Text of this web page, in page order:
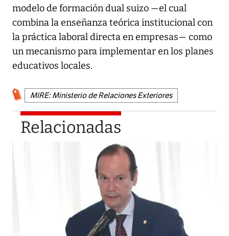
modelo de formación dual suizo —el cual
combina la enseñanza teórica institucional con
la práctica laboral directa en empresas— como
un mecanismo para implementar en los planes
educativos locales.
MIRE: Ministerio de Relaciones Exteriores
Relacionadas